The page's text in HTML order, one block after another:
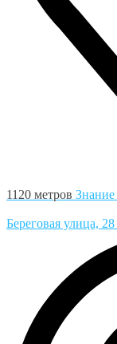
1120 метров Знание
Береговая улица, 28